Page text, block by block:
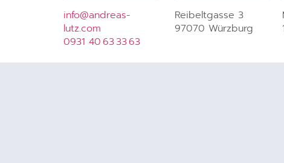
info@andreas-
lutz.com
0931 40 63 33 63
Reibeltgasse 3
97070 Würzburg